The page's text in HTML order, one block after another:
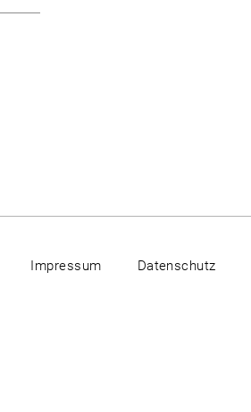
Impressum Datenschutz